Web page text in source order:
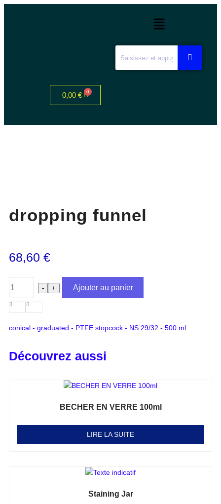
0,00 €
dropping funnel
68,60 €
- + Ajouter au panier
conical - graduated - PTFE stopcock - NS 29/32 - 500 ml
Découvrez aussi
BECHER EN VERRE 100ml
LIRE LA SUITE
Staining Jar